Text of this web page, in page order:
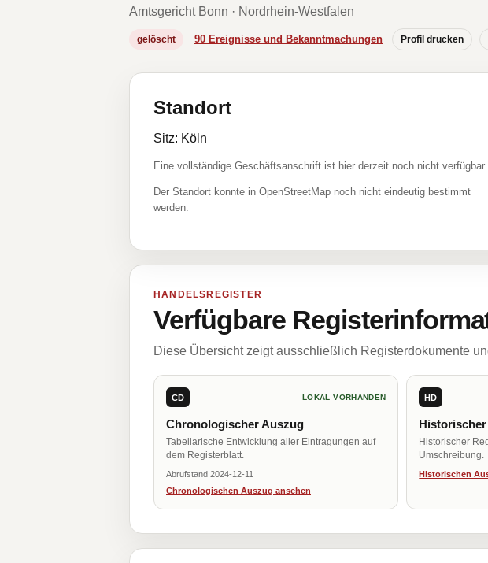
Amtsgericht Bonn · Nordrhein-Westfalen
gelöscht 90 Ereignisse und Bekanntmachungen Profil drucken
Standort
Sitz: Köln
Eine vollständige Geschäftsanschrift ist hier derzeit noch nicht verfügbar.
Der Standort konnte in OpenStreetMap noch nicht eindeutig bestimmt
werden.
HANDELSREGISTER
Verfügbare
Diese Übersicht zeigt ausschließlich Registerdokumente
CD LOKAL VORHANDEN
Chronologischer Auszug
Tabellarische Entwicklung aller Eintragungen auf
dem Registerblatt.
Abrufstand 2024-12-11
Chronologischen Auszug ansehen
HD
Historischer
Umschreibung.
Historischen